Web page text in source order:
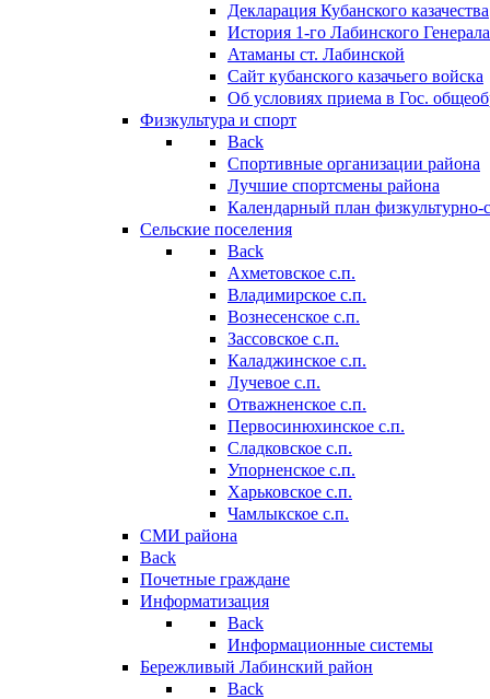
Декларация Кубанского казачества
История 1-го Лабинского
Атаманы ст. Лабинской
Cайт кубанского казачьего войска
Об условиях приема в Гос.
Физкультура и спорт
Back
Спортивные организации района
Лучшие спортсмены района
Календарный план
Сельские поселения
Back
Ахметовское с.п.
Владимирское с.п.
Вознесенское с.п.
Зассовское с.п.
Каладжинское с.п.
Лучевое с.п.
Отважненское с.п.
Первосинюхинское с.п.
Сладковское с.п.
Упорненское с.п.
Харьковское с.п.
Чамлыкское с.п.
СМИ района
Back
Почетные граждане
Информатизация
Back
Информационные системы
Бережливый Лабинский район
Back